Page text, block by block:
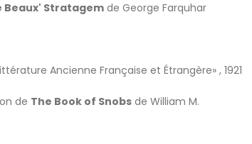
Beaux' Stratagemde George Farquhar
Ancienne Française et Étrangère» , 1921
de The Book of Snobs de William M.